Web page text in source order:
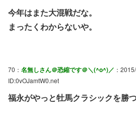
今年はまた大混戦だな。
まったくわからないや。
70： 名無しさん＠恐縮です＠＼(^o^)／ ：
ID:0vOJamtW0.net
福永がやっと牡馬クラシックを勝